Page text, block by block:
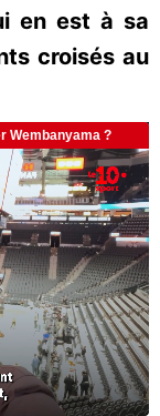
en est à sa
croisés au